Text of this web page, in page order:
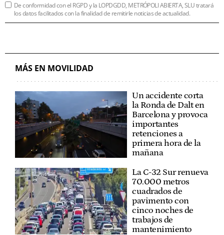
De conformidad con el RGPD y la LOPDGDD, METRÓPOLI ABIERTA, SLU tratará
los datos facilitados con la finalidad de remitirle noticias de actualidad.
MÁS EN MOVILIDAD
Un accidente corta
la Ronda de Dalt en
Barcelona y provoca
importantes
retenciones a
primera hora de la
mañana
La C-32 Sur renueva
70.000 metros
cuadrados de
pavimento con
cinco noches de
trabajos de
mantenimiento